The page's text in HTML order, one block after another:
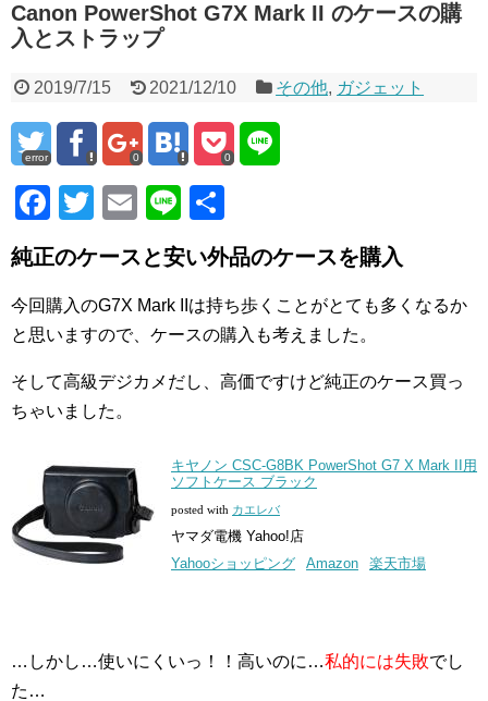
Canon PowerShot G7X Mark II のケースの購
入とストラップ
2019/7/15 2021/12/10 その他, ガジェット
error 0 0
F
a
c
e
b
o
o
T
er
E
ail
Li
e
有
純正のケースと安い外品のケースを購入
今回購入のG7X Mark IIは持ち歩くことがとても多くなるか
と思いますので、ケースの購入も考えました。
そして高級デジカメだし、高価ですけど純正のケース買っ
ちゃいました。
キヤノン CSC-G8BK PowerShot G7 X Mark II用
ソフトケース ブラック
posted with カエレバ
ヤマダ電機 Yahoo!店
Yahooショッピング
Amazon 楽天市場
…しかし…使いにくいっ！！高いのに…私的には失敗でし
た…